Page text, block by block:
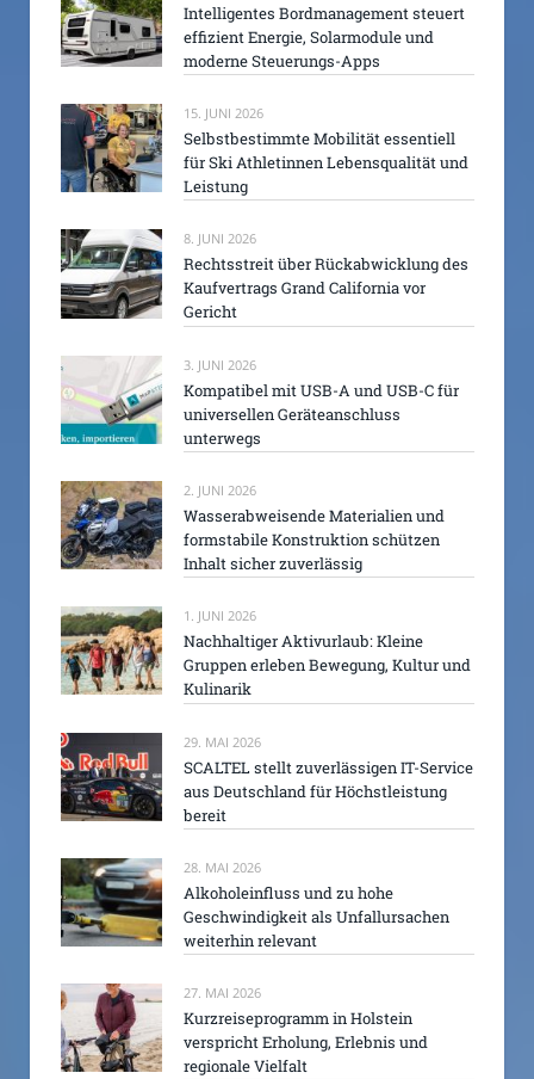
Intelligentes Bordmanagement steuert
effizient Energie, Solarmodule und
moderne Steuerungs-Apps
15. JUNI 2026
Selbstbestimmte Mobilität essentiell
für Ski Athletinnen Lebensqualität und
Leistung
8. JUNI 2026
Rechtsstreit über Rückabwicklung des
Kaufvertrags Grand California vor
Gericht
3. JUNI 2026
Kompatibel mit USB-A und USB-C für
universellen Geräteanschluss
unterwegs
2. JUNI 2026
Wasserabweisende Materialien und
formstabile Konstruktion schützen
Inhalt sicher zuverlässig
1. JUNI 2026
Nachhaltiger Aktivurlaub: Kleine
Gruppen erleben Bewegung, Kultur und
Kulinarik
29. MAI 2026
SCALTEL stellt zuverlässigen IT-Service
aus Deutschland für Höchstleistung
bereit
28. MAI 2026
Alkoholeinfluss und zu hohe
Geschwindigkeit als Unfallursachen
weiterhin relevant
27. MAI 2026
Kurzreiseprogramm in Holstein
verspricht Erholung, Erlebnis und
regionale Vielfalt